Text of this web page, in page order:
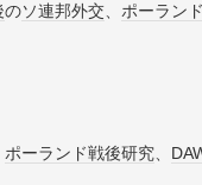
のソ連邦外交、 ポーラン
ポーランド戦後研究、